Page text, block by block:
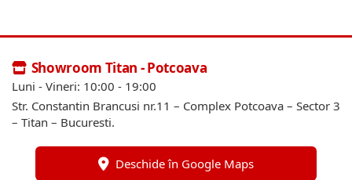
Showroom Titan - Potcoava
Luni - Vineri: 10:00 - 19:00
Str. Constantin Brancusi nr.11 – Complex Potcoava – Sector 3
– Titan – Bucuresti.
Deschide în Google Maps